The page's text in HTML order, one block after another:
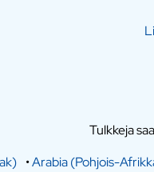
Tulkkeja
•Arabia (Pohjois-